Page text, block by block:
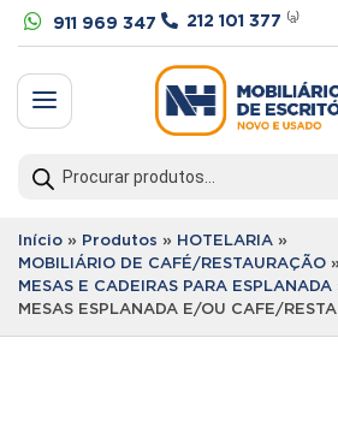
 911 969 347  212 101 377 ⁽ᵃ⁾
a
search
Início » Produtos » HOTELARIA »
MOBILIÁRIO DE CAFÉ/RESTAURAÇÃO
MESAS E CADEIRAS PARA ESPLANADA
MESAS ESPLANADA E/OU CAFE/